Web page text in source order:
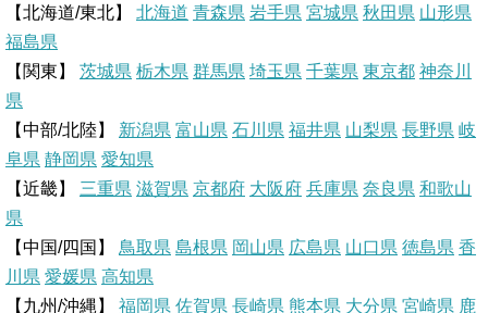
n n
s
t
c
k
t
【北海道/東北】 北海道 青森県 岩手県 宮城県 秋田県 山形県
福島県
【関東】 茨城県 栃木県 群馬県 埼玉県 千葉県 東京都 神奈川
県
【中部/北陸】 新潟県 富山県 石川県 福井県 山梨県 長野県 岐
阜県 静岡県 愛知県
【近畿】 三重県 滋賀県 京都府 大阪府 兵庫県 奈良県 和歌山
県
【中国/四国】 鳥取県 島根県 岡山県 広島県 山口県 徳島県 香
川県 愛媛県 高知県
【九州/沖縄】 福岡県 佐賀県 長崎県 熊本県 大分県 宮崎県 鹿